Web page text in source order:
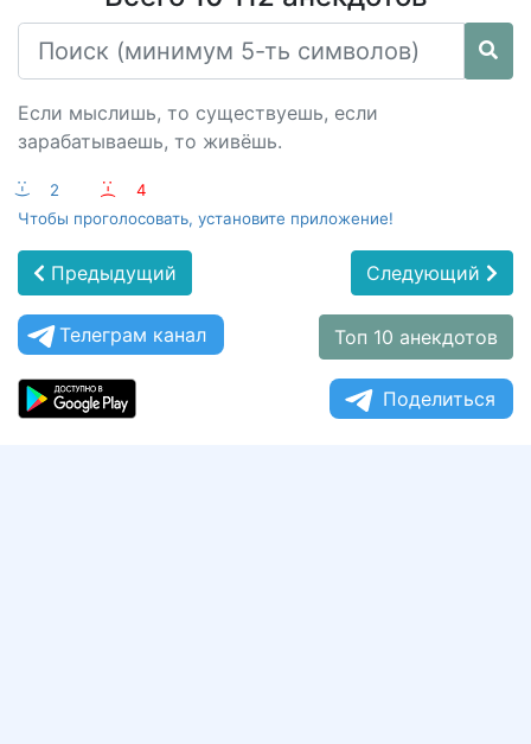
Если мыслишь, то существуешь, если
зарабатываешь, то живёшь.
:-) 2 :-(
4
Чтобы проголосовать, установите приложение!
Предыдущий Следующий
Телеграм канал Топ 10 анекдотов
Поделиться